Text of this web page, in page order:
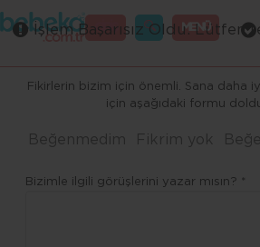
MENÜ
GİRİŞ
Fikirlerin bizim için önemli. Sana daha
için aşağıdaki formu
Beğenmedim Fikrim yok
Bizimle ilgili görüşlerini yazar mısın? *
İşlem Başarısız Oldu. Lütfen